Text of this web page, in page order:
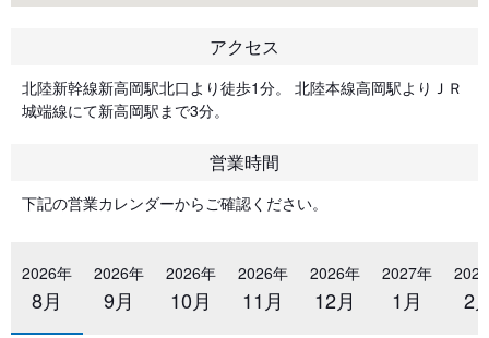
アクセス
北陸新幹線新高岡駅北口より徒歩1分。 北陸本線高岡駅よりＪＲ
城端線にて新高岡駅まで3分。
営業時間
下記の営業カレンダーからご確認ください。
2026年
8月
2026年
9月
2026年
10月
2026年
11月
2026年
12月
2027年
1月 2